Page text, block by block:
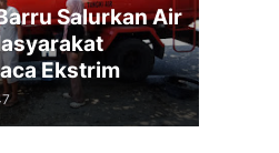
Salurkan Air
Ekstrim